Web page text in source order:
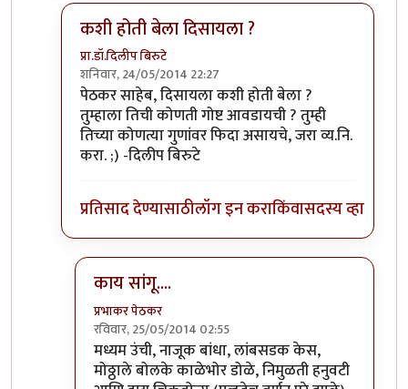
कशी होती बेला दिसायला ?
प्रा.डॉ.दिलीप बिरुटे
शनिवार, 24/05/2014 22:27
In reply toआठवणींनी गहिवरलो.byप्रभाकर पेठकर
पेठकर साहेब, दिसायला कशी होती बेला ?
तुम्हाला तिची कोणती गोष्ट आवडायची ? तुम्ही
तिच्या कोणत्या गुणांवर फिदा असायचे, जरा व्य.नि.
करा. ;) -दिलीप बिरुटे
प्रतिसाद देण्यासाठीलॉग इन कराकिंवासदस्य व्हा
काय सांगू....
प्रभाकर पेठकर
रविवार, 25/05/2014 02:55
In reply toकशी होती बेला दिसायला ?by
मध्यम उंची, नाजूक बांधा, लांबसडक केस,
मोठ्ठाले बोलके काळेभोर डोळे, निमुळती हनुवटी